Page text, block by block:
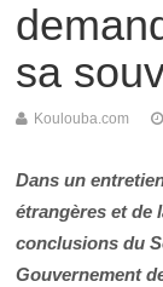
sa
Koulouba.com
Dans un
étrangères et de
conclusions du
Gouvernement